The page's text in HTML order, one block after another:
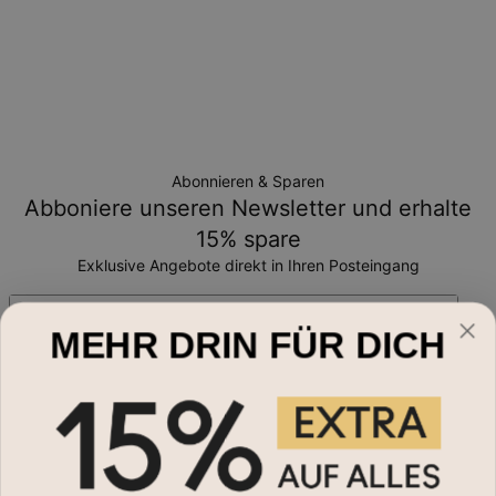
Abonnieren & Sparen
Abboniere unseren Newsletter und erhalte
15% spare
Exklusive Angebote direkt in Ihren Posteingang
Schmuckart
Namensketten
MEHR DRIN FÜR DICH